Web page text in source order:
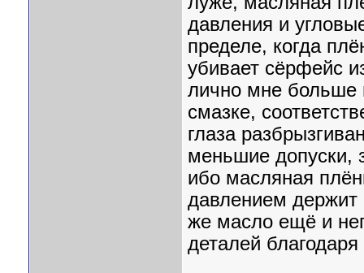
давления и
пределе, когда
убивает сёрфейс
лично мне больше
смазке,
глаза
меньшие допуски,
ибо масляная
давлением держит
же масло ещё и
деталей